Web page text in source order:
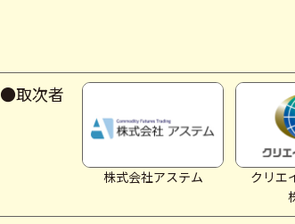
●取次者
株式会社アステム
クリエ